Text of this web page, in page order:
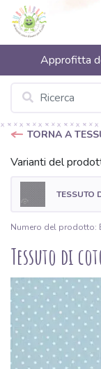
Approfitta
TORNA A
Varianti del
TESSUTO
Numero del prodotto:
Tessuto di